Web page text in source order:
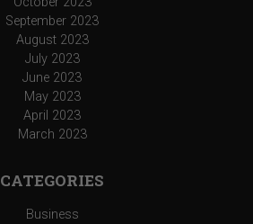
September 2023
August 2023
July 2023
June 2023
May 2023
April 2023
March 2023
CATEGORIES
Business